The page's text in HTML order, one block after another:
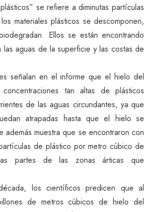
se refiere a diminutas partículas
materiales plásticos se descomponen,
Ellos se están encontrando
las aguas de la superficie y las costas de
señalan en el informe que el hielo del
tan altas de plásticos
de las aguas circundantes, ya que
atrapadas hasta que el hielo se
además muestra que se encontraron con
de plástico por metro cúbico de
partes de las zonas árticas que
los científicos predicen que al
de metros cúbicos de hielo del